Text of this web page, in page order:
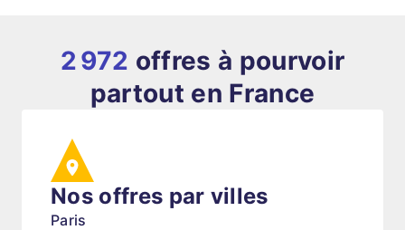
2 972 offres à pourvoir
partout en France
Nos offres par villes
Paris